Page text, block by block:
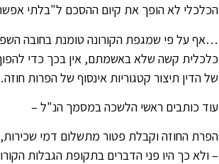
הכלכלי לא הופך את קיום ההסכם ל"בלתי
…אף על פי שמגפת הקורונה טומנת בחובה
כלכלית קשה שלא באשמתם, אין בכך כדי
של הדין תיצור קטגוריות אינסוף של הפרות
עוד כותבים ראשי הלשכה במסמך הנ"ל –
הפרת החוזה וקבלת פטור מתשלום דמי
– ולא כך היו פני הדברים בתקופת הגבלות